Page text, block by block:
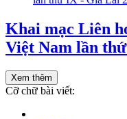
Khai mạc Liên
Việt Nam lần
Xem thêm
Cỡ chữ bài viết: